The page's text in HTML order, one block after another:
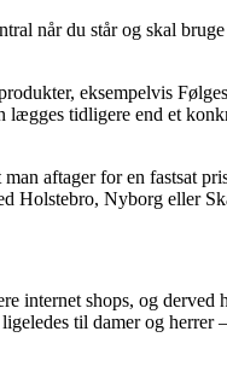
når du står og skal
eksempelvis
tidligere end et
aftager for en fastsat
Holstebro, Nyborg eller
internet shops, og derved
til damer og herrer